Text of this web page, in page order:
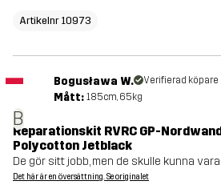
Artikelnr 10973
B
Bogusława W. Verifierad köpare
Mått: 185cm, 65kg
Reparationskit RVRC GP-
Polycotton Jetblack
De gör sitt jobb, men de skulle kunna
Det här är en översättning. Se originalet